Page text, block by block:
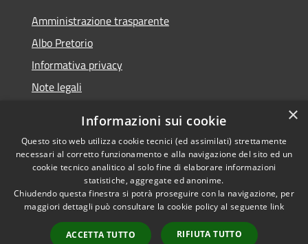
Amministrazione trasparente
Albo Pretorio
Informativa privacy
Note legali
Whisteblowing
RSS
Accessibilità
Copyright © 2026 • Comune di
Montichiari • Powered by
Municipium•
Accesso
×
Informazioni sui cookie
Questo sito web utilizza cookie tecnici (ed assimilati) strettamente
necessari al corretto funzionamento e alla navigazione del sito ed un
cookie tecnico analitico al solo fine di elaborare informazioni
statistiche, aggregate ed anonime.
Chiudendo questa finestra si potrà proseguire con la navigazione, per
maggiori dettagli può consultare la cookie policy al seguente link
ACCETTA TUTTO RIFIUTA TUTTO